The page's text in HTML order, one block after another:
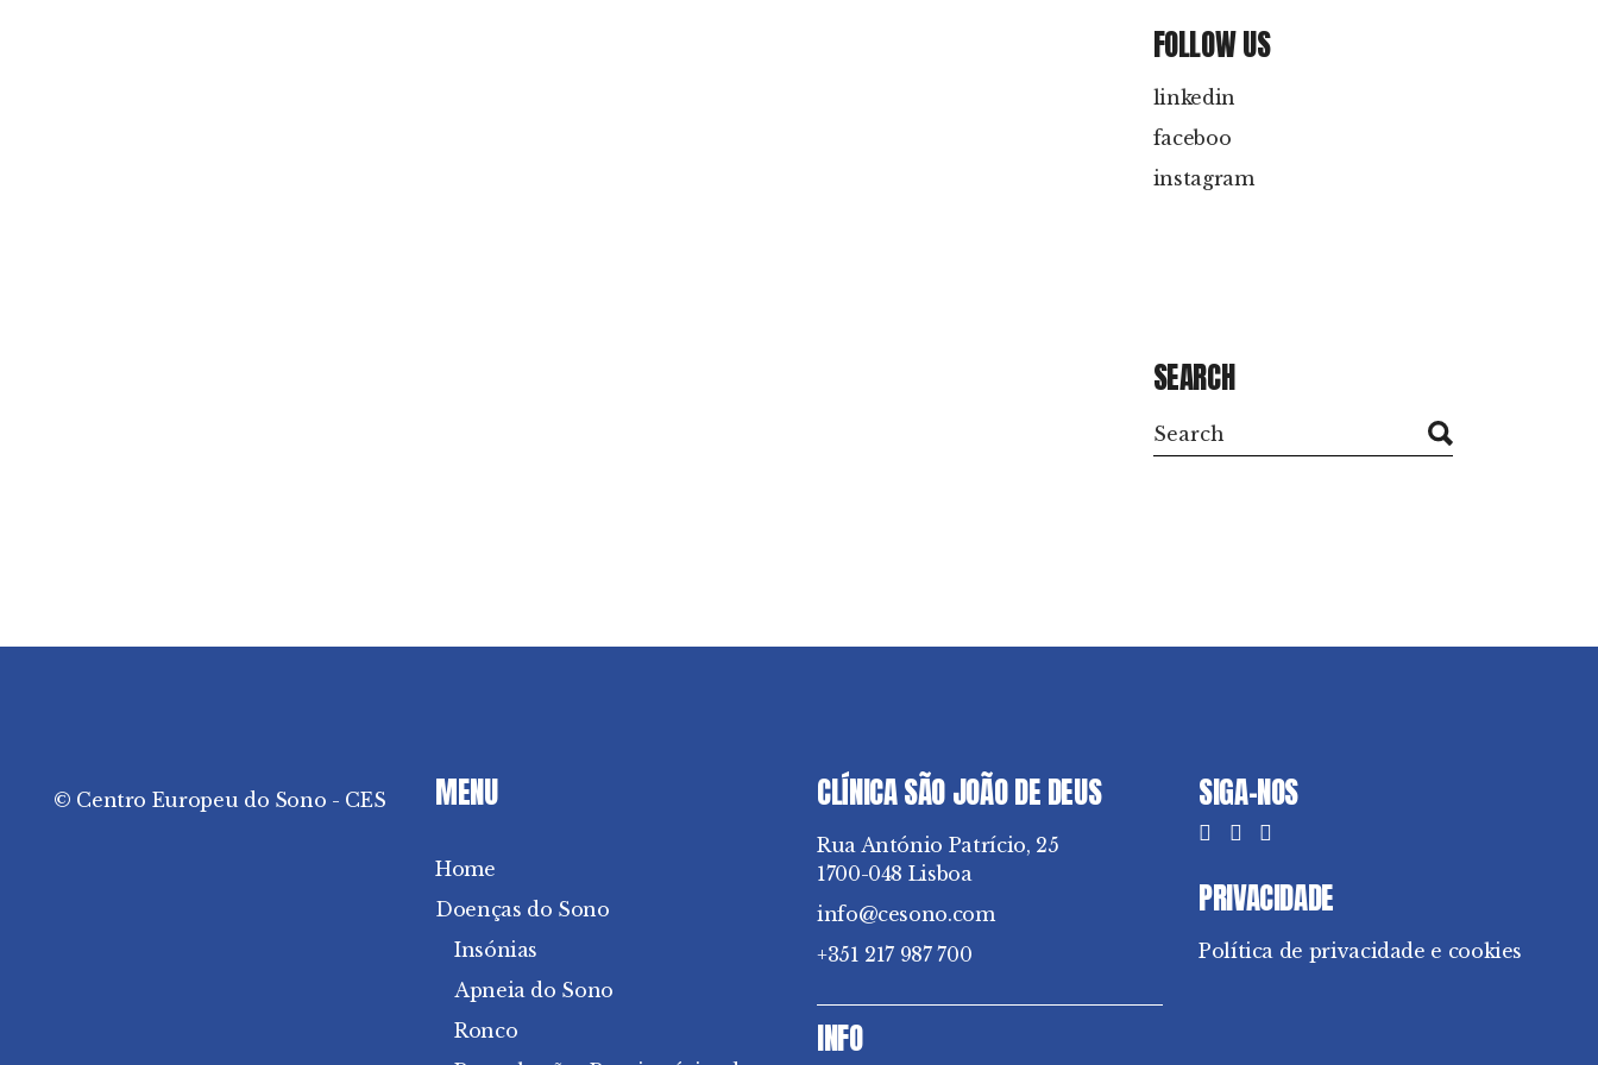
FOLLOW US
linkedin
faceboo
instagram
SEARCH
Search
© Centro Europeu do Sono - CES MENU
Home
Doenças do Sono
Insónias
Apneia do Sono
Ronco
CLÍNICA SÃO JOÃO DE DEUS
Rua António Patrício, 25
1700-048 Lisboa
info@cesono.com
+351 217 987 700
INFO
SIGA-NOS
PRIVACIDADE
Política de privacidade e cookies